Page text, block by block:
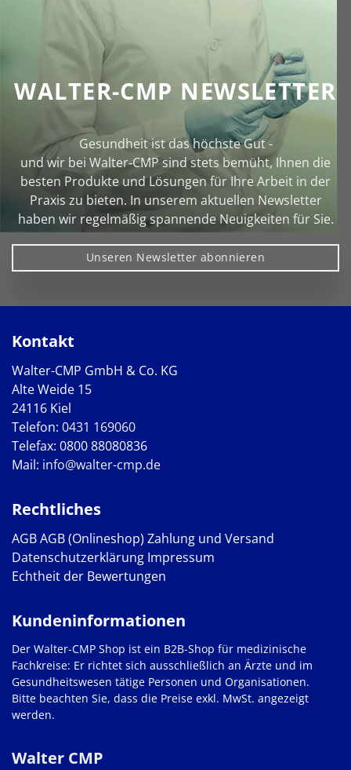
WALTER-CMP NEWSLETTER
Gesundheit ist das höchste Gut -
und wir bei Walter‑CMP sind stets bemüht, Ihnen die
besten Produkte und Lösungen für Ihre Arbeit in der
Praxis zu bieten. In unserem aktuellen Newsletter
haben wir regelmäßig spannende Neuigkeiten für Sie.
Unseren Newsletter abonnieren
Kontakt
Walter-CMP GmbH & Co. KG
Alte Weide 15
24116 Kiel
Telefon: 0431 169060
Telefax: 0800 88080836
Mail: info@walter-cmp.de
Rechtliches
AGBAGB (Onlineshop) Zahlung und Versand
Datenschutzerklärung Impressum
Echtheit der Bewertungen
Walter CMP
Kundeninformationen
Der Walter-CMP Shop ist ein B2B-Shop für medizinische
Fachkreise: Er richtet sich ausschließlich an Ärzte und im
Gesundheitswesen tätige Personen und Organisationen.
Bitte beachten Sie, dass die Preise exkl. MwSt. angezeigt
werden.